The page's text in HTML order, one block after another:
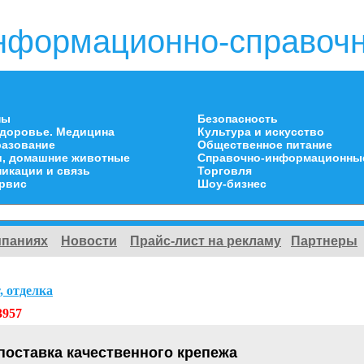
Медицина
домашние животные
и связь
Безопасность
Культура и искусство
Общественное питание
Справочно-
Торговля
Шоу-бизнес
Новости Прайс-лист на рекламу Партнеры
отделка
качественного крепежа